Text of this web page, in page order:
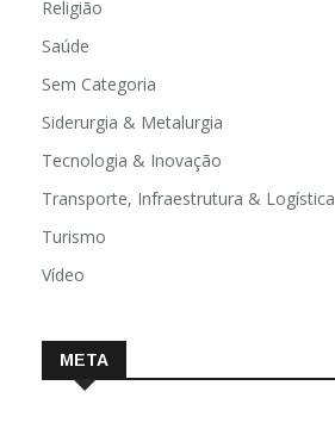
Religião
Saúde
Sem Categoria
Siderurgia & Metalurgia
Tecnologia & Inovação
Transporte, Infraestrutura & Logística
Turismo
Vídeo
META